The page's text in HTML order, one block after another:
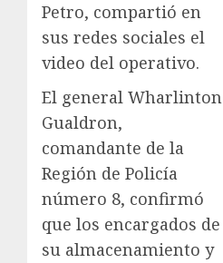
Petro, compartió en
sus redes sociales el
video del operativo.
El general Wharlinton
Gualdron,
comandante de la
Región de Policía
número 8, confirmó
que los encargados de
su almacenamiento y